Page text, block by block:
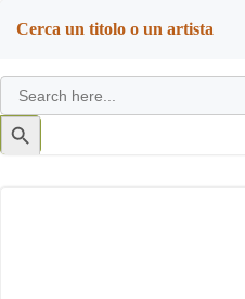
navigation
Cerca un titolo o un artista
Search
for:
Search
Button